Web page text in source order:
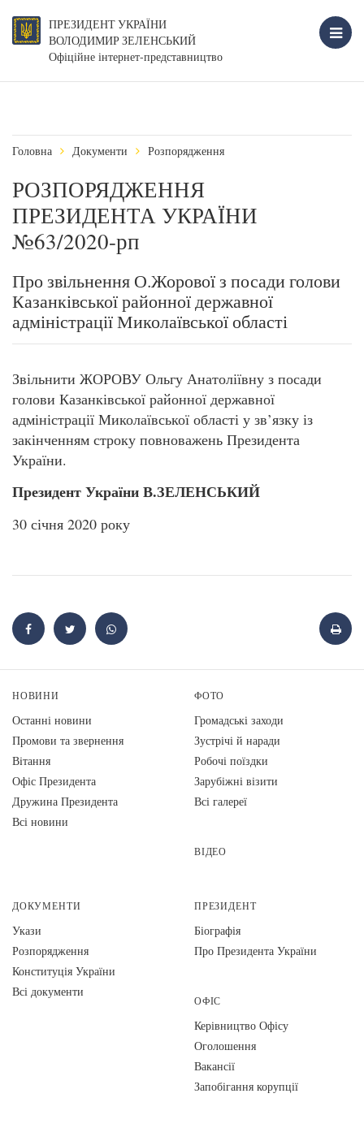
ПРЕЗИДЕНТ УКРАЇНИ
ВОЛОДИМИР ЗЕЛЕНСЬКИЙ
Офіційне інтернет-представництво
Головна Документи Розпорядження
РОЗПОРЯДЖЕННЯ
ПРЕЗИДЕНТА УКРАЇНИ
№63/2020-рп
Про звільнення О.Жорової з посади голови
Казанківської районної державної
адміністрації Миколаївської області
Звільнити ЖОРОВУ Ольгу Анатоліївну з посади
голови Казанківської районної державної
адміністрації Миколаївської області у зв’язку із
закінченням строку повноважень Президента
України.
Президент України В.ЗЕЛЕНСЬКИЙ
30 січня 2020 року
НОВИНИ
Останні новини
Промови та звернення
Вiтання
Офіс Президента
Дружина Президента
Всі новини
ФОТО
Громадські заходи
Зустрічі й наради
Робочі поїздки
Зарубіжні візити
Всі галереї
ВІДЕО
ДОКУМЕНТИ
Укази
Розпорядження
Конституція України
Всі документи
ПРЕЗИДЕНТ
Біографія
Про Президента України
ОФІС
Керівництво Офісу
Оголошення
Вакансії
Запобігання корупції